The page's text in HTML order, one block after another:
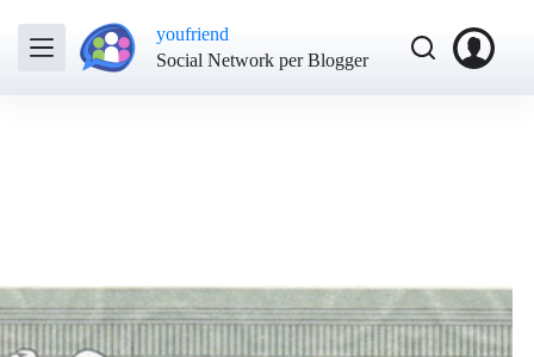
youfriend
Social Network per Blogger